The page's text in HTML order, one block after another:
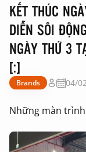
KẾT THÚC
DIỄN SÔI
NGÀY THỨ 3
[:]
Brands 04/
Những màn trình